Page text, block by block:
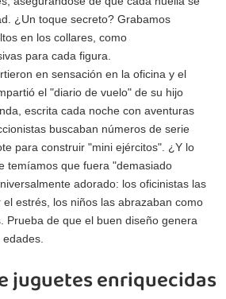
¿Un toque secreto? Grabamos
en los collares, como
para cada figura.
en sensación en la oficina y el
el "diario de vuelo" de su hijo
escrita cada noche con aventuras
buscaban números de serie
para construir "mini ejércitos". ¿Y lo
temíamos que fuera "demasiado
adorado: los oficinistas las
estrés, los niños las abrazaban como
Prueba de que el buen diseño genera
juguetes enriquecidas